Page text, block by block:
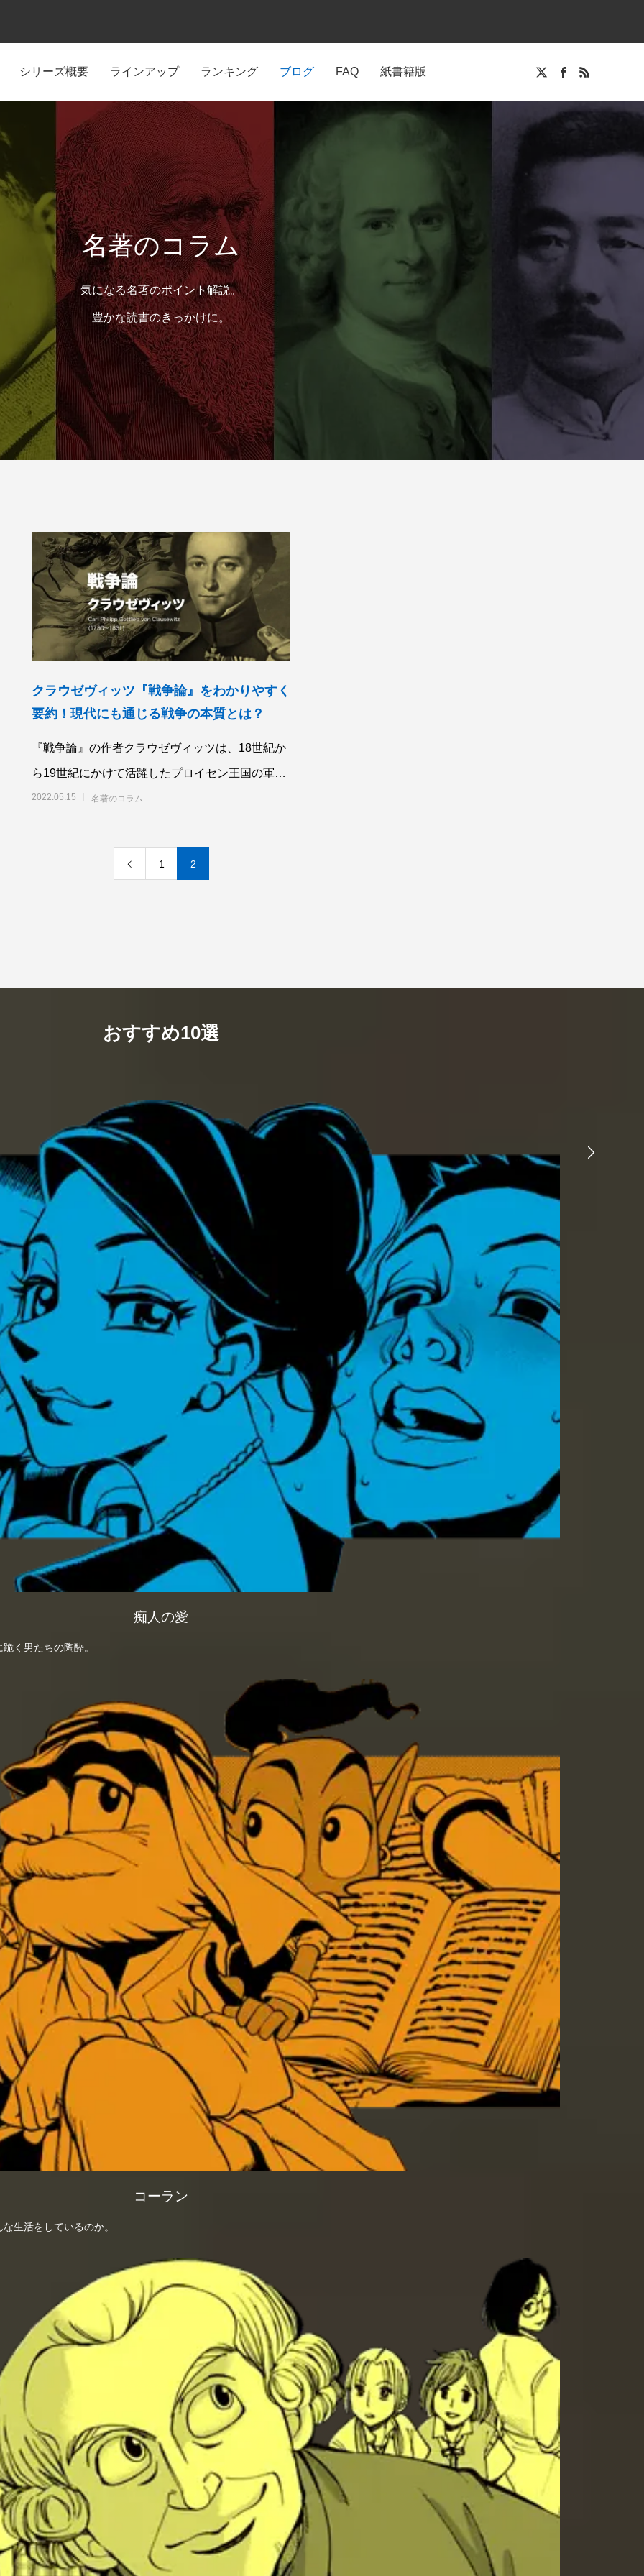
シリーズ概要 ラインアップ ランキング ブログ FAQ 紙書籍版
名著のコラム
気になる名著のポイント解説。
豊かな読書のきっかけに。
クラウゼヴィッツ『戦争論』をわかりやすく
要約！現代にも通じる戦争の本質とは？
『戦争論』の作者クラウゼヴィッツは、18世紀か
ら19世紀にかけて活躍したプロイセン王国の軍
人・軍事学者です。クラウゼヴィッツが示し
2022.05.15 名著のコラム
1 2
おすすめ10選
痴人の愛
く男たちの陶酔。
コーラン
生活をしているのか。